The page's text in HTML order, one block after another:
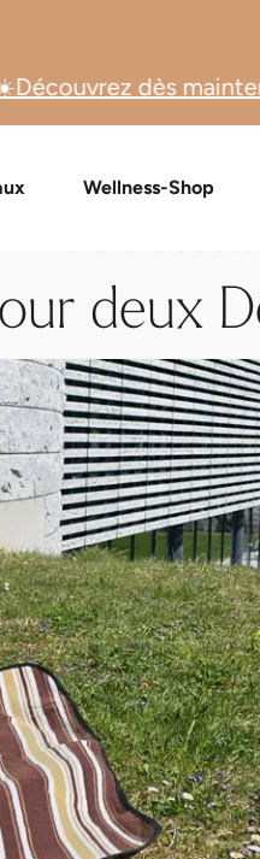
nos offres
Événements
FAQ bons cadeaux
Wellness-Shop
deux